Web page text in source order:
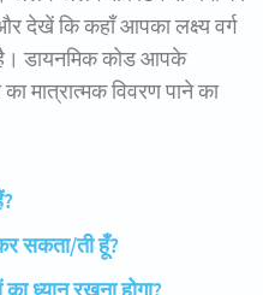
देखें कि कहाँ आपका लक्ष्य वर्ग
डायनमिक कोड आपके
मात्रात्मक विवरण पाने का
सकता/ती हूँ?
ध्यान रखना होगा?